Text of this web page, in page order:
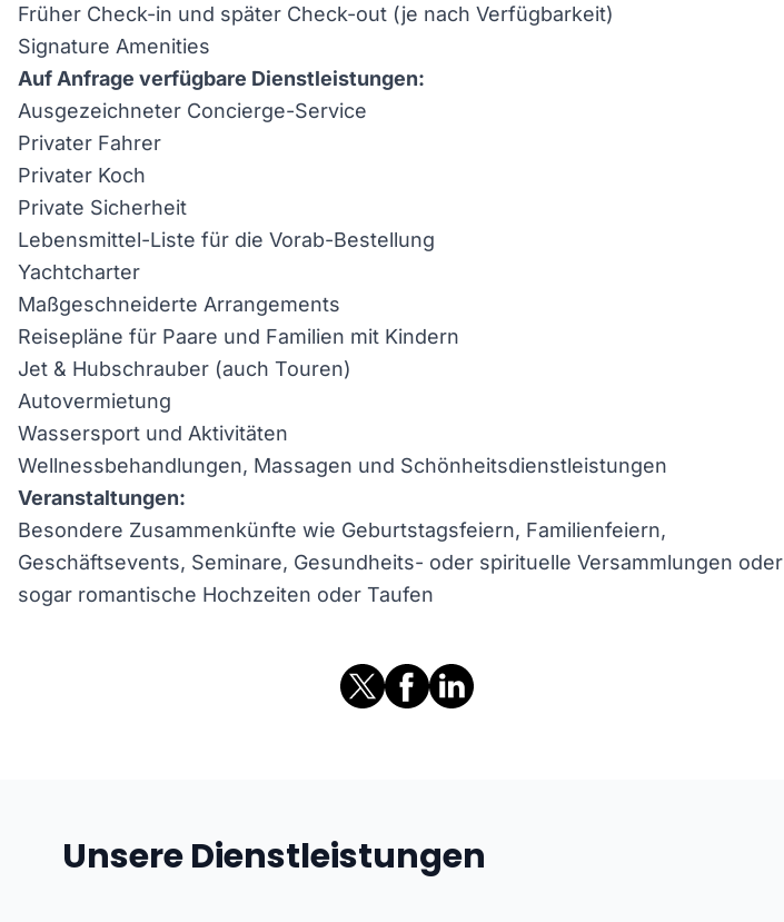
Früher Check-in und später Check-out (je nach Verfügbarkeit)
Signature Amenities
Auf Anfrage verfügbare Dienstleistungen:
Ausgezeichneter Concierge-Service
Privater Fahrer
Privater Koch
Private Sicherheit
Lebensmittel-Liste für die Vorab-Bestellung
Yachtcharter
Maßgeschneiderte Arrangements
Reisepläne für Paare und Familien mit Kindern
Jet & Hubschrauber (auch Touren)
Autovermietung
Wassersport und Aktivitäten
Wellnessbehandlungen, Massagen und Schönheitsdienstleistungen
Veranstaltungen:
Besondere Zusammenkünfte wie Geburtstagsfeiern, Familienfeiern,
Geschäftsevents, Seminare, Gesundheits- oder spirituelle Versammlungen oder
sogar romantische Hochzeiten oder Taufen
Unsere Dienstleistungen